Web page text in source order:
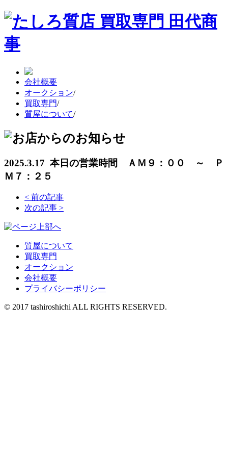
会社概要
オークション/
買取専門/
質屋について/
2025.3.17 本日の営業時間 ＡＭ９：００ ～ Ｐ
Ｍ７：２５
< 前の記事
次の記事 >
質屋について
買取専門
オークション
会社概要
プライバシーポリシー
© 2017 tashiroshichi ALL RIGHTS RESERVED.